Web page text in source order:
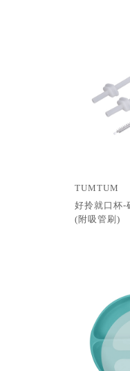
TUMTUM
好拎就口杯-
(附吸管刷)